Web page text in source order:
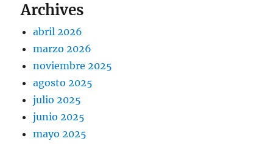
Archives
abril 2026
marzo 2026
noviembre 2025
agosto 2025
julio 2025
junio 2025
mayo 2025